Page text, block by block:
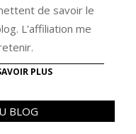
de savoir le
L'affiliation me
PLUS
BLOG